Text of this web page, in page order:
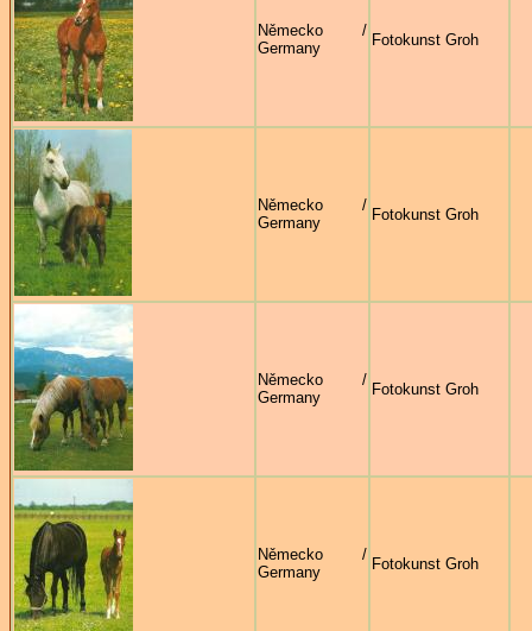
Německo /
Germany
Fotokunst Groh
Německo /
Germany
Fotokunst Groh
Německo /
Germany
Fotokunst Groh
Německo /
Germany
Fotokunst Groh